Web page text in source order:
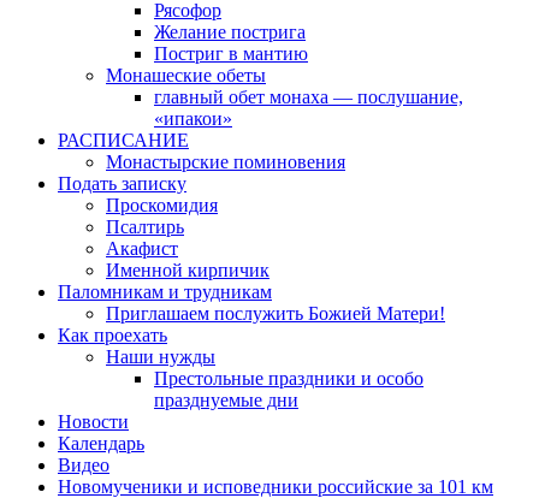
Рясофор
Желание пострига
Постриг в мантию
Монашеские обеты
главный обет монаха — послушание,
«ипакои»
РАСПИСАНИЕ
Монастырские поминовения
Подать записку
Проскомидия
Псалтирь
Акафист
Именной кирпичик
Паломникам и трудникам
Приглашаем послужить Божией Матери!
Как проехать
Наши нужды
Престольные праздники и особо
празднуемые дни
Новости
Календарь
Видео
Новомученики и исповедники российские за 101 км